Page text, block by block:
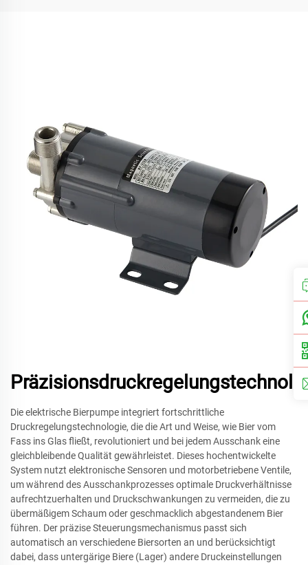
Die elektrische Bierpumpe integriert fortschrittliche
Druckregelungstechnologie, die die Art und Weise, wie Bier vom
Fass ins Glas fließt, revolutioniert und bei jedem Ausschank eine
gleichbleibende Qualität gewährleistet. Dieses hochentwickelte
System nutzt elektronische Sensoren und motorbetriebene Ventile,
um während des Ausschankprozesses optimale Druckverhältnisse
aufrechtzuerhalten und Druckschwankungen zu vermeiden, die zu
übermäßigem Schaum oder geschmacklich abgestandenem Bier
führen. Der präzise Steuerungsmechanismus passt sich
automatisch an verschiedene Biersorten an und berücksichtigt
dabei, dass untergärige Biere (Lager) andere Druckeinstellungen